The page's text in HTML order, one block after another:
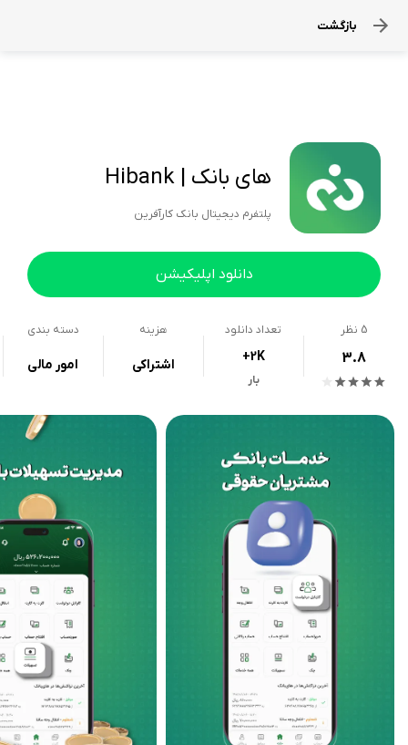
بازگشت
های بانک | Hibank
پلتفرم دیجیتال بانک کارآفرین
دانلود اپلیکیشن
5 نظر
3.8
تعداد دانلود
+2K
بار
هزینه
اشتراکی
دسته بندی
امور مالی